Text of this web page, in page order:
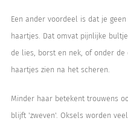
Een ander voordeel is dat je
haartjes. Dat omvat pijnlijke
de lies, borst en nek, of onder
haartjes zien na het scheren.
Minder haar betekent trouwens
blijft 'zweven'. Oksels worden